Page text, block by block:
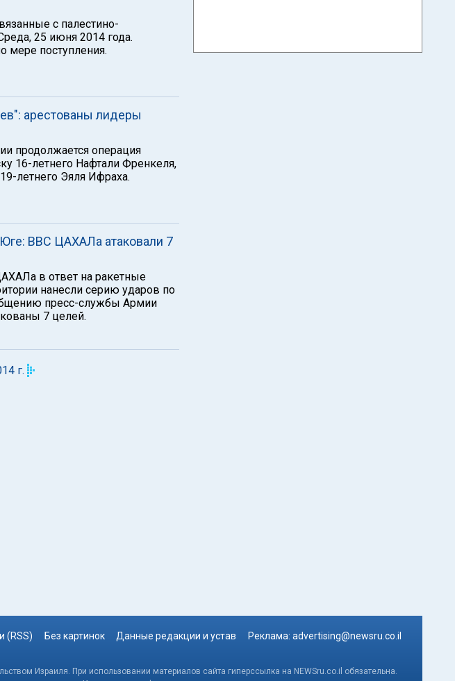
с палестино-
25 июня 2014 года.
мере поступления.
арестованы лидеры
продолжается операция
16-летнего Нафтали Френкеля,
летнего Эяля Ифраха.
ВВС ЦАХАЛа атаковали 7
в ответ на ракетные
нанесли серию ударов по
пресс-службы Армии
7 целей.
г.
(RSS) Без картинок Данные редакции и устав Реклама: advertising@newsru.co.il
Израиля. При использовании материалов сайта гиперссылка на NEWSru.co.il обязательна.